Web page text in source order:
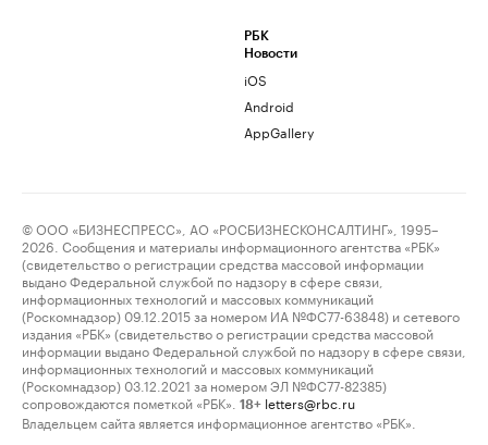
РБК
Новости
iOS
Android
AppGallery
© ООО «БИЗНЕСПРЕСС», АО «РОСБИЗНЕСКОНСАЛТИНГ», 1995–
2026. Сообщения и материалы информационного агентства «РБК»
(свидетельство о регистрации средства массовой информации
выдано Федеральной службой по надзору в сфере связи,
информационных технологий и массовых коммуникаций
(Роскомнадзор) 09.12.2015 за номером ИА №ФС77-63848) и сетевого
издания «РБК» (свидетельство о регистрации средства массовой
информации выдано Федеральной службой по надзору в сфере связи,
информационных технологий и массовых коммуникаций
(Роскомнадзор) 03.12.2021 за номером ЭЛ №ФС77-82385)
сопровождаются пометкой «РБК».
18+ letters@rbc.ru
Владельцем сайта является информационное агентство «РБК».